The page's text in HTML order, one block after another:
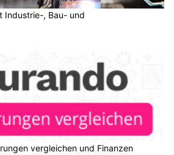
Industrie-, Bau- und
vergleichen und Finanzen